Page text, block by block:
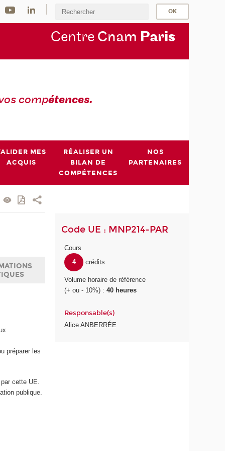
Centre Cnam Paris
compétences.
MES
ACQUIS
RÉALISER UN
BILAN DE
COMPÉTENCES
NOS
PARTENAIRES
préparer les
cette UE.
publique.
Code UE : MNP214-PAR
Cours
4
crédits
Volume horaire de référence
(+ ou - 10%) :40 heures
Responsable(s)
Alice ANBERRÉE